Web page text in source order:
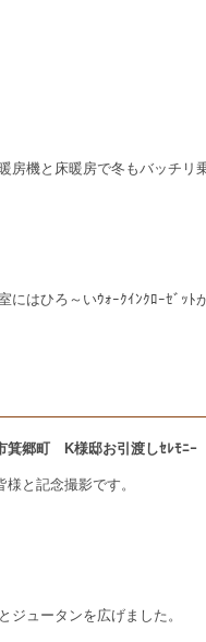
房機と床暖房で冬もバッチリ
にはひろ～いｳｫｰｸｲﾝｸﾛｰｾﾞｯﾄ
箕郷町 K様邸お引渡しｾﾚﾓﾆｰ
様と記念撮影です。
ジュータンを広げました。